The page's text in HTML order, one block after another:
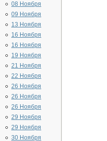
08 Ноября
09 Ноября
13 Ноября
16 Ноября
16 Ноября
19 Ноября
21 Ноября
22 Ноября
26 Ноября
26 Ноября
26 Ноября
29 Ноября
29 Ноября
30 Ноября